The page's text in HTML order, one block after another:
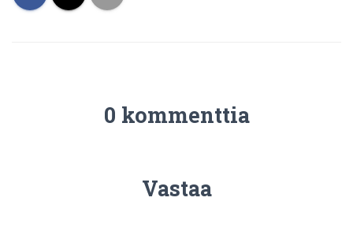
0 kommenttia
Vastaa